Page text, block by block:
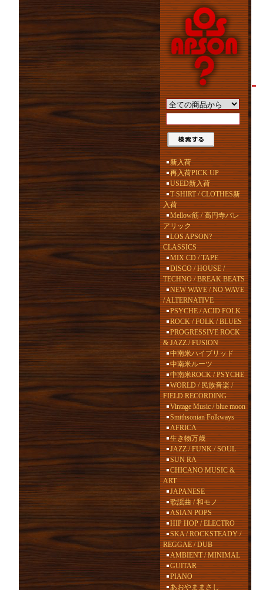
新入荷
再入荷PICK UP
USED新入荷
T-SHIRT / CLOTHES新
入荷
Mellow筋 / 高円寺バレ
アリック
LOS APSON?
CLASSICS
MIX CD / TAPE
DISCO / HOUSE /
TECHNO / BREAK BEATS
NEW WAVE / NO WAVE
/ ALTERNATIVE
PSYCHE / ACID FOLK
ROCK / FOLK / BLUES
PROGRESSIVE ROCK
& JAZZ / FUSION
中南米ハイブリッド
中南米ルーツ
中南米ROCK / PSYCHE
WORLD / 民族音楽 /
FIELD RECORDING
Vintage Music / blue moon
Smithsonian Folkways
AFRICA
生き物万歳
JAZZ / FUNK / SOUL
SUN RA
CHICANO MUSIC &
ART
JAPANESE
歌謡曲 / 和モノ
ASIAN POPS
HIP HOP / ELECTRO
SKA / ROCKSTEADY /
REGGAE / DUB
AMBIENT / MINIMAL
GUITAR
PIANO
あおやままさし